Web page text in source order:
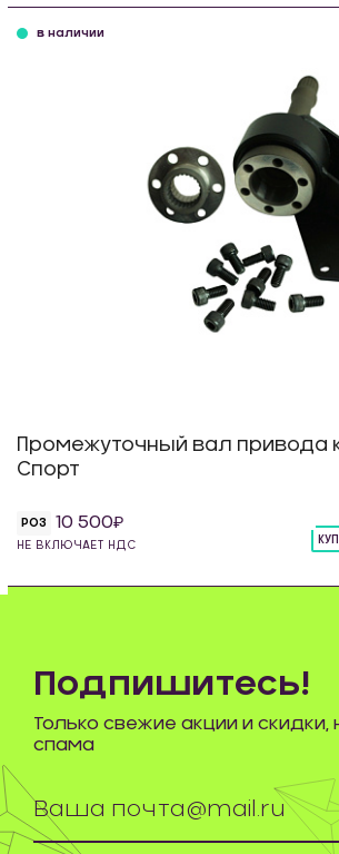
в наличии
Промежуточный вал привода
Спорт
РОЗ 10 500
НЕ ВКЛЮЧАЕТ НДС
Подпишитесь!
Только свежие акции и скидки,
спама